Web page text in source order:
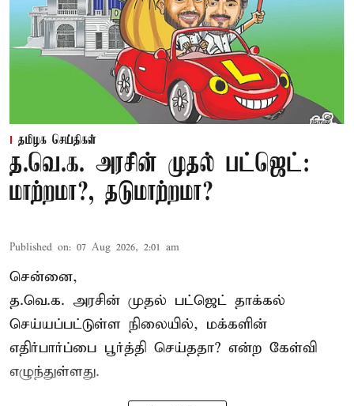
தமிழக செய்திகள்
த.வெ.க. அரசின் முதல் பட்ஜெட்:
மாற்றமா?, தடுமாற்றமா?
Published on: 07 Aug 2026, 2:01 am
சென்னை,
த.வெ.க. அரசின் முதல் பட்ஜெட் தாக்கல்
செய்யப்பட்டுள்ள நிலையில், மக்களின்
எதிர்பார்ப்பை பூர்த்தி செய்ததா? என்ற கேள்வி
எழுந்துள்ளது.